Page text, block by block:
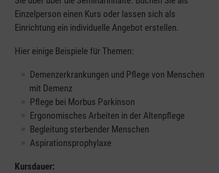
Einzelperson einen Kurs oder lassen sich als
Einrichtung ein individuelle Angebot erstellen.
Hier einige Beispiele für Themen:
Demenzerkrankungen und Pflege von Menschen
mit Demenz
Pflege bei Morbus Parkinson
Ergonomisches Arbeiten in der Altenpflege
Begleitung sterbender Menschen
Aspirationsprophylaxe
Kursdauer: